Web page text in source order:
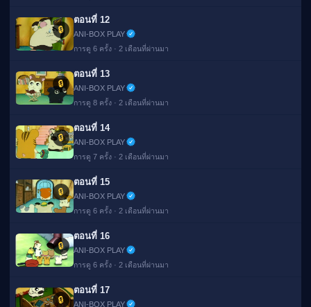
🔒
ตอนที่ 12
ANI-BOX PLAY
การดู 6 ครั้ง · 2 เดือนที่ผ่านมา
🔒
ตอนที่ 13
ANI-BOX PLAY
การดู 8 ครั้ง · 2 เดือนที่ผ่านมา
🔒
ตอนที่ 14
ANI-BOX PLAY
การดู 7 ครั้ง · 2 เดือนที่ผ่านมา
🔒
ตอนที่ 15
ANI-BOX PLAY
การดู 6 ครั้ง · 2 เดือนที่ผ่านมา
🔒
ตอนที่ 16
ANI-BOX PLAY
การดู 6 ครั้ง · 2 เดือนที่ผ่านมา
🔒
ตอนที่ 17
ANI-BOX PLAY